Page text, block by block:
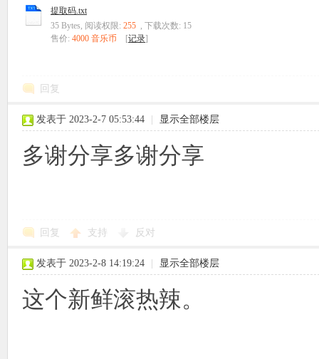
提取码.txt
35 Bytes, 阅读权限: 255 , 下载次数: 15
售价: 4000 音乐币 [记录]
回复
发表于 2023-2-7 05:53:44 显示全部楼层
多谢分享多谢分享
回复 支持 反对
发表于 2023-2-8 14:19:24 显示全部楼层
这个新鲜滚热辣。